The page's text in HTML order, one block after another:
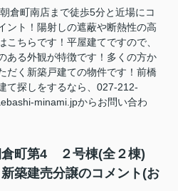
倉町南店まで徒歩5分と近場にコ
ント！陽射しの遮蔽や断熱性の高
こちらです！平屋建てですので、
ある外観が特徴です！多くの方か
だく新築戸建ての物件です！前橋
て探しをするなら、027-212-
minami.jpからお問い合わ
倉町第4 ２号棟(全２棟)
築建売分譲のコメント(お